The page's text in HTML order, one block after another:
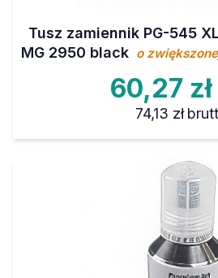
Tusz zamiennik PG-545
MG 2950 black o
60,27 zł
74,13 zł